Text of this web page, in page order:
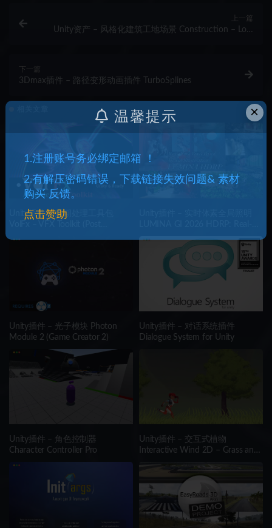
上一篇
Unity资产 – 风格化建筑工地场景 Construction – Low
下一篇
3Dmax插件 – 路径变形动画插件 TurboSplines
Unity插件 – 后期处理工具包
Unity插件 – 光子模块 Photon
Module 2 (Game Creator 2)
Unity插件 – 对话系统插件
Dialogue System for Unity
Unity插件 – 角色控制器
Character Controller Pro
Unity插件 – 交互式植物
Interactive Wind 2D – Grass and
×
温馨提示
1.注册账号务必绑定邮箱 ！
2.有解压密码错误，下载链接失效问题& 素材
购买 反馈。
点击赞助